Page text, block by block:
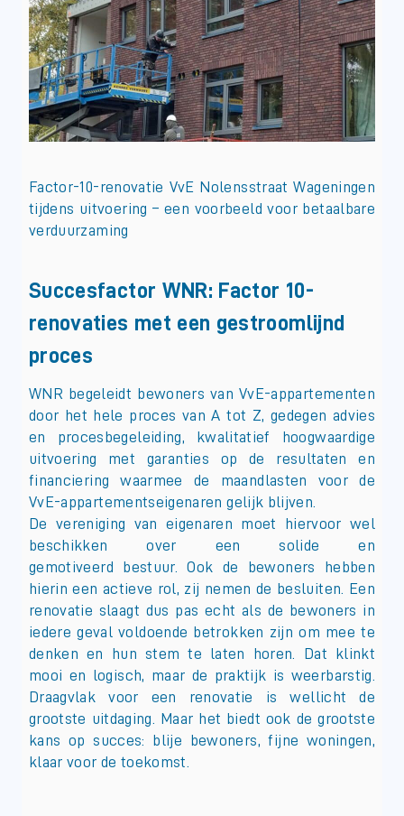
Factor-10-renovatie VvE Nolensstraat Wageningen
tijdens uitvoering – een voorbeeld voor betaalbare
verduurzaming
Succesfactor WNR: Factor 10-
renovaties met een gestroomlijnd
proces
WNR begeleidt bewoners van VvE-appartementen
door het hele proces van A tot Z, gedegen advies
en procesbegeleiding, kwalitatief hoogwaardige
uitvoering met garanties op de resultaten en
financiering waarmee de maandlasten voor de
VvE-appartementseigenaren gelijk blijven.
De vereniging van eigenaren moet hiervoor wel
beschikken over een solide en
gemotiveerd bestuur. Ook de bewoners hebben
hierin een actieve rol, zij nemen de besluiten. Een
renovatie slaagt dus pas echt als de bewoners in
iedere geval voldoende betrokken zijn om mee te
denken en hun stem te laten horen. Dat klinkt
mooi en logisch, maar de praktijk is weerbarstig.
Draagvlak voor een renovatie is wellicht de
grootste uitdaging. Maar het biedt ook de grootste
kans op succes: blije bewoners, fijne woningen,
klaar voor de toekomst.